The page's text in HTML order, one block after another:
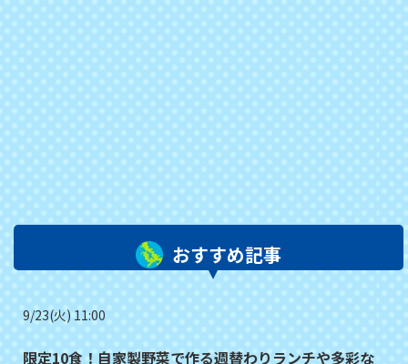
おすすめ記事
9/23(火) 11:00
限定10食！自家製野菜で作る週替わりランチや多彩な